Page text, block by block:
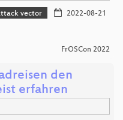
vector
2022-08-21
FrOSCon 2022
den
erfahren